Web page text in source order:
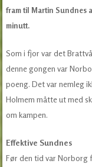
fram til Martin Sundnes
minutt.
Som i fjor var det
denne gongen var
poeng. Det var nemleg
Holmem måtte ut med
om kampen.
Effektive Sundnes
Før den tid var Norborg